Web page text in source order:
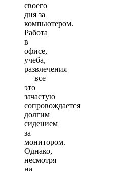
своего
дня за
компьютером.
Работа
в
офисе,
учеба,
развлечения
— все
это
зачастую
сопровождается
долгим
сидением
за
монитором.
Однако,
несмотря
на